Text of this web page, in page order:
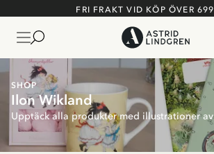
FRI FRAKT VID KÖP ÖVER
SHOP
Ilon Wikland
Upptäck alla produkter med illustrationer